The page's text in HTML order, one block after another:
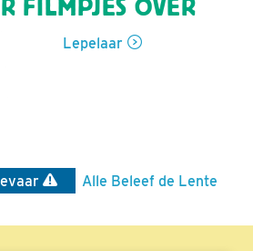
FILMPJES OVER
Lepelaar
Alle Beleef de Lente